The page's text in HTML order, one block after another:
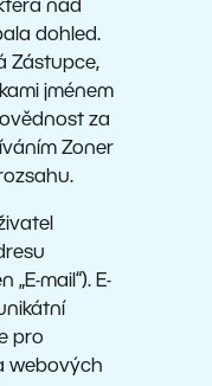
nad
dohled.
Zástupce,
jménem
za
Zoner
mail“). E-
pro
webových